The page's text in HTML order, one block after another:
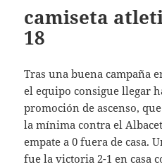
camiseta
18
Tras una buena campaña
el equipo consigue llegar
promoción de ascenso,
la mínima contra el
empate a 0 fuera de casa.
fue la victoria 2-1 en casa